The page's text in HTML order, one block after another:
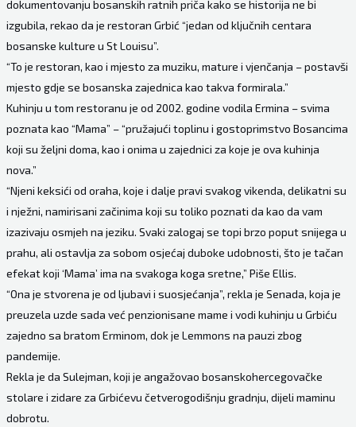
dokumentovanju bosanskih ratnih priča kako se historija ne bi
izgubila, rekao da je restoran Grbić “jedan od ključnih centara
bosanske kulture u St Louisu”.
“To je restoran, kao i mjesto za muziku, mature i vjenčanja – postavši
mjesto gdje se bosanska zajednica kao takva formirala.”
Kuhinju u tom restoranu je od 2002. godine vodila Ermina – svima
poznata kao “Mama” – “pružajući toplinu i gostoprimstvo Bosancima
koji su željni doma, kao i onima u zajednici za koje je ova kuhinja
nova.”
“Njeni keksići od oraha, koje i dalje pravi svakog vikenda, delikatni su
i nježni, namirisani začinima koji su toliko poznati da kao da vam
izazivaju osmjeh na jeziku. Svaki zalogaj se topi brzo poput snijega u
prahu, ali ostavlja za sobom osjećaj duboke udobnosti, što je tačan
efekat koji ‘Mama’ ima na svakoga koga sretne,” Piše Ellis.
“Ona je stvorena je od ljubavi i suosjećanja”, rekla je Senada, koja je
preuzela uzde sada već penzionisane mame i vodi kuhinju u Grbiću
zajedno sa bratom Erminom, dok je Lemmons na pauzi zbog
pandemije.
Rekla je da Sulejman, koji je angažovao bosanskohercegovačke
stolare i zidare za Grbićevu četverogodišnju gradnju, dijeli maminu
dobrotu.